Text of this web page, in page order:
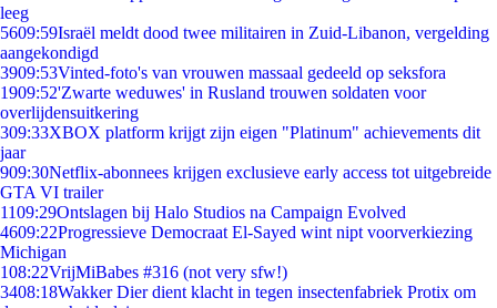
leeg
5609:59Israël meldt dood twee militairen in Zuid-Libanon, vergelding
aangekondigd
3909:53Vinted-foto's van vrouwen massaal gedeeld op seksfora
1909:52'Zwarte weduwes' in Rusland trouwen soldaten voor
overlijdensuitkering
309:33XBOX platform krijgt zijn eigen "Platinum" achievements dit
jaar
909:30Netflix-abonnees krijgen exclusieve early access tot uitgebreide
GTA VI trailer
1109:29Ontslagen bij Halo Studios na Campaign Evolved
4609:22Progressieve Democraat El-Sayed wint nipt voorverkiezing
Michigan
108:22VrijMiBabes #316 (not very sfw!)
3408:18Wakker Dier dient klacht in tegen insectenfabriek Protix om